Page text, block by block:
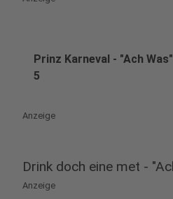
Prinz Karneval - "Ach
5
Anzeige
Drink doch eine met -
Anzeige